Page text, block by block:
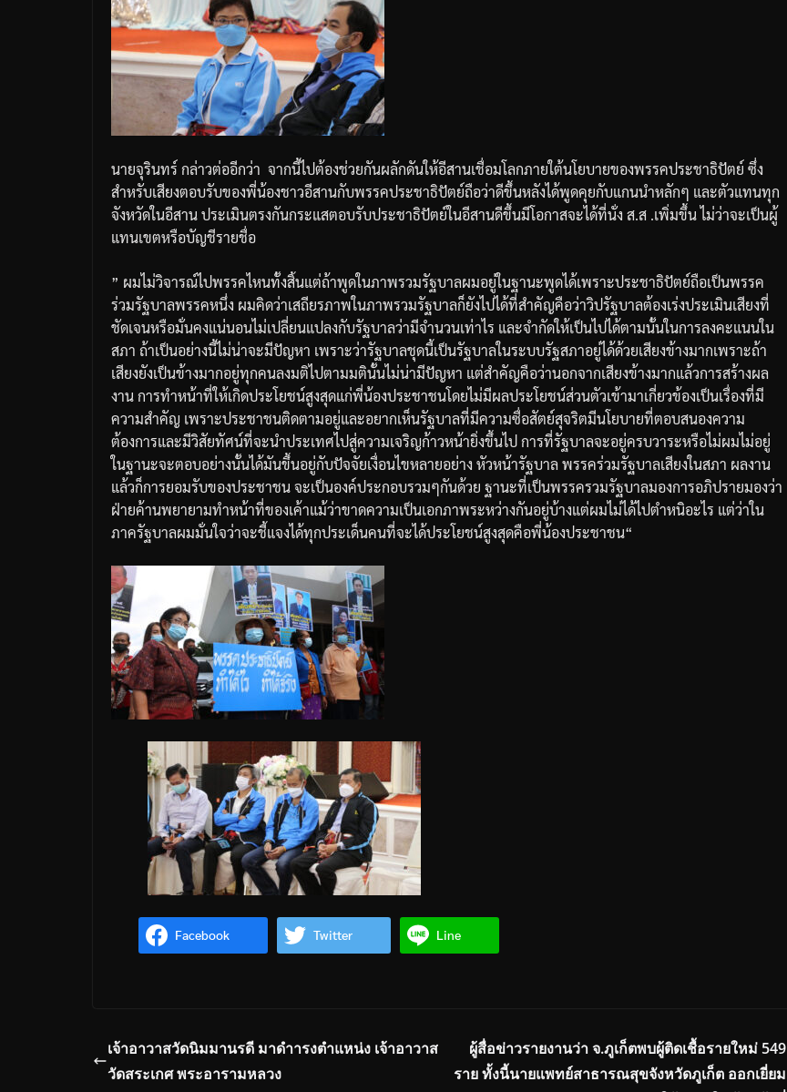
นายจุรินทร์ กล่าวต่ออีกว่า จากนี้ไปต้องช่วยกันผลักดันให้อีสานเชื่อมโลกภายใต้นโยบายของพรรคประชาธิปัตย์ ซึ่ง
สำหรับเสียงตอบรับของพี่น้องชาวอีสานกับพรรคประชาธิปัตย์ถือว่าดีขึ้นหลังได้พูดคุยกับแกนนำหลักๆ และตัวแทนทุก
จังหวัดในอีสานประเมินตรงกันกระแสตอบรับประชาธิปัตย์ในอีสานดีขึ้นมีโอกาสจะได้ที่นั่ง ส.ส .เพิ่มขึ้นไม่ว่าจะเป็นผู้
แทนเขตหรือบัญชีรายชื่อ
” ผมไม่วิจารณ์ไปพรรคไหนทั้งสิ้นแต่ถ้าพูดในภาพรวมรัฐบาลผมอยู่ในฐานะพูดได้เพราะประชาธิปัตย์ถือเป็นพรรค
ร่วมรัฐบาลพรรคหนึ่ง ผมคิดว่าเสถียรภาพในภาพรวมรัฐบาลก็ยังไปได้ที่สำคัญคือว่าวิปรัฐบาลต้องเร่งประเมินเสียงที่
ชัดเจนหรือมั่นคงแน่นอนไม่เปลี่ยนแปลงกับรัฐบาลว่ามีจำนวนเท่าไร และจำกัดให้เป็นไปได้ตามนั้นในการลงคะแนนใน
สภา ถ้าเป็นอย่างนี้ไม่น่าจะมีปัญหา เพราะว่ารัฐบาลชุดนี้เป็นรัฐบาลในระบบรัฐสภาอยู่ได้ด้วยเสียงข้างมากเพราะถ้า
เสียงยังเป็นข้างมากอยู่ทุกคนลงมติไปตามมตินั้นไม่น่ามีปัญหา แต่สำคัญคือว่านอกจากเสียงข้างมากแล้วการสร้างผล
งานการทำหน้าที่ให้เกิดประโยชน์สูงสุดแก่พี่น้องประชาชนโดยไม่มีผลประโยชน์ส่วนตัวเข้ามาเกี่ยวข้องเป็นเรื่องที่มี
ความสำคัญ เพราะประชาชนติดตามอยู่และอยากเห็นรัฐบาลที่มีความซื่อสัตย์สุจริตมีนโยบายที่ตอบสนองความ
ต้องการและมีวิสัยทัศน์ที่จะนำประเทศไปสู่ความเจริญก้าวหน้ายิ่งขึ้นไปการที่รัฐบาลจะอยู่ครบวาระหรือไม่ผมไม่อยู่
ในฐานะจะตอบอย่างนั้นได้มันขึ้นอยู่กับปัจจัยเงื่อนไขหลายอย่าง หัวหน้ารัฐบาล พรรคร่วมรัฐบาลเสียงในสภา ผลงาน
แล้วก็การยอมรับของประชาชนจะเป็นองค์ประกอบรวมๆกันด้วย ฐานะที่เป็นพรรครวมรัฐบาลมองการอภิปรายมองว่า
ฝ่ายค้านพยายามทำหน้าที่ของเค้าแม้ว่าขาดความเป็นเอกภาพระหว่างกันอยู่บ้างแต่ผมไม่ได้ไปตำหนิอะไร แต่ว่าใน
ภาครัฐบาลผมมั่นใจว่าจะชี้แจงได้ทุกประเด็นคนที่จะได้ประโยชน์สูงสุดคือพี่น้องประชาชน“
Facebook Twitter Line
เจ้าอาวาสวัดนิมมานรดี มาดำารงตำแหน่ง เจ้าอาวาส
วัดสระเกศ พระอารามหลวง
ผู้สื่อข่าวรายงานว่า จ.ภูเก็ตพบผู้ติดเชื้อรายใหม่ 549
ราย ทั้งนี้นายแพทย์สาธารณสุขจังหวัดภูเก็ต ออกเยี่ยม